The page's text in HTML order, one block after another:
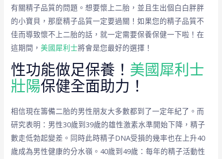
有關精子品質的問題。想要懷上二胎，並且生出個白白胖胖
的小寶貝，那麼精子品質一定要過關！如果您的精子品質不
佳而導致懷不上二胎的話，就一定需要保養保健一下啦！在
這期間，美國犀利士將會是您最好的選擇！
性功能做足保養！ 美國犀利士
壯陽保健全面助力！
相信現在籌備二胎的男性朋友大多數都到了一定年紀了。而
研究表明：男性30歲到39歲的雄性激素水準開始下降，精子
數走低勃起變差。同時此時精子DNA受損的幾率也在上升40
歲成為男性健康的分水嶺。40歲到49歲：每年的精子活動性